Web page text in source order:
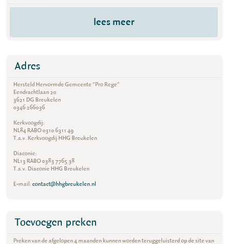
lees meer
Adres
Hersteld Hervormde Gemeente "Pro Rege"
Eendrachtlaan 20
3621 DG Breukelen
0346 266036
Kerkvoogdij:
NL84 RABO 0310 6311 49
T.a.v. Kerkvoogdij HHG Breukelen
Diaconie:
NL13 RABO 0383 7765 38
T.a.v. Diaconie HHG Breukelen
E-mail:contact@hhgbreukelen.nl
Toevoegen preken
Preken van de afgelopen 4 maanden kunnen worden teruggeluisterd op de site van